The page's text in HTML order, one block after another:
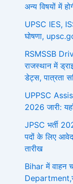
अन्य विषयों में
UPSC IES,
घोषणा,
RSMSSB
राजस्थान में
डेट्स, पात्रता
UPPSC
2026 जारी:
JPSC भर्ती
पदों के लिए
तारीख
Bihar में वाहन